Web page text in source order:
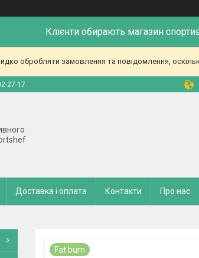
Клієнти обирають магазин
обробляти замовлення та повідомлення,
27-17
Доставка і оплата Контакти Про нас
Fat burn